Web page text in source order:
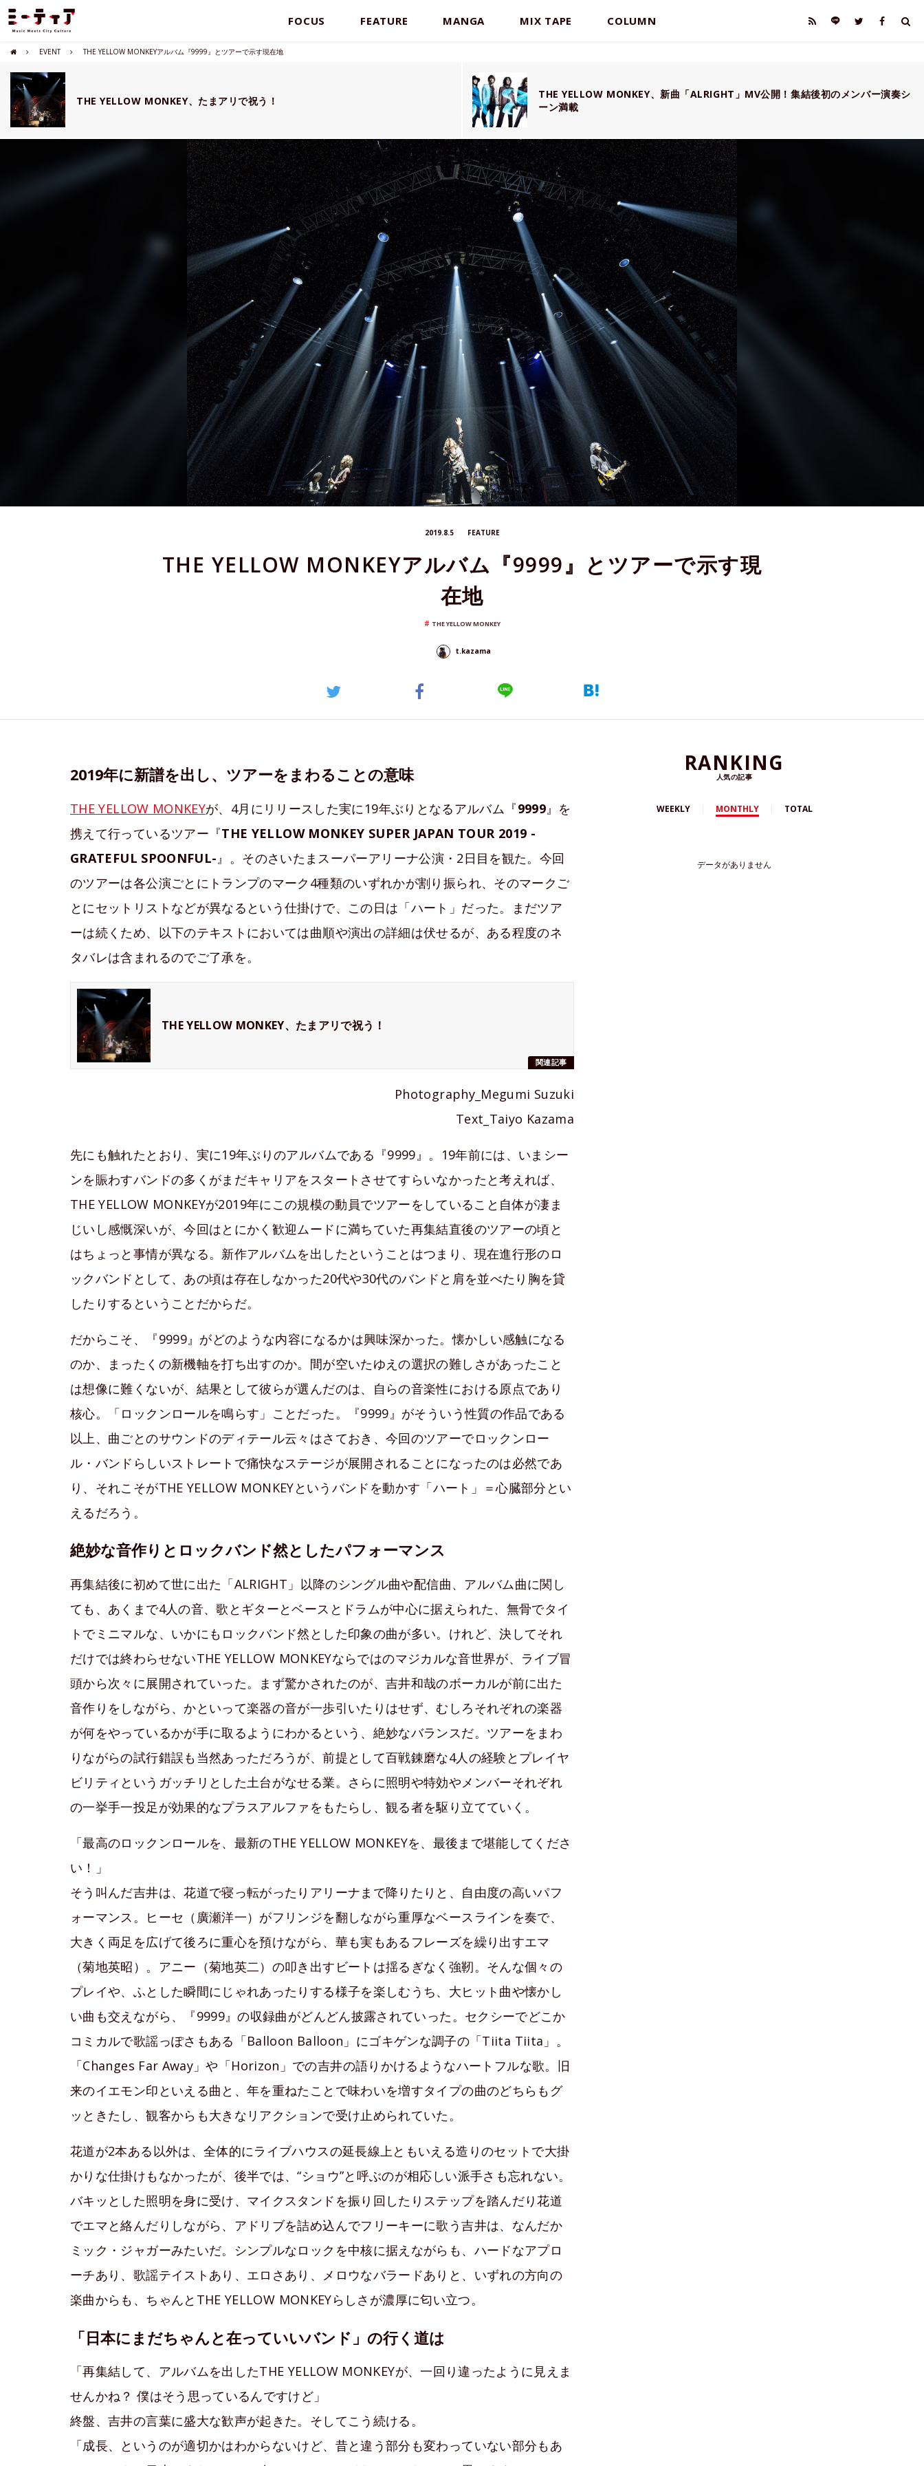
FOCUS FEATURE MANGA MIX TAPE COLUMN
EVENT THE YELLOW MONKEYアルバム『9999』とツアーで示す現在地
THE YELLOW MONKEY、たまアリで祝う！
THE YELLOW MONKEY、新曲「ALRIGHT」MV公開！集結後初のメンバー演奏シ
ーン満載
2019.8.5 FEATURE
THE YELLOW MONKEYアルバム『9999』とツアーで示す現
在地
THE YELLOW MONKEY
t.kazama
2019年に新譜を出し、ツアーをまわることの意味
THE YELLOW MONKEYが、4月にリリースした実に19年ぶりとなるアルバム『9999』を
携えて行っているツアー『THE YELLOW MONKEY SUPER JAPAN TOUR 2019 -
GRATEFUL SPOONFUL- 』。そのさいたまスーパーアリーナ公演・2日目を観た。今回
のツアーは各公演ごとにトランプのマーク4種類のいずれかが割り振られ、そのマークご
とにセットリストなどが異なるという仕掛けで、この日は「ハート」だった。まだツア
ーは続くため、以下のテキストにおいては曲順や演出の詳細は伏せるが、ある程度のネ
タバレは含まれるのでご了承を。
関連記事
THE YELLOW MONKEY、たまアリで祝う！
Photography_Megumi Suzuki
Text_Taiyo Kazama
先にも触れたとおり、実に19年ぶりのアルバムである『9999』。19年前には、いまシー
ンを賑わすバンドの多くがまだキャリアをスタートさせてすらいなかったと考えれば、
THE YELLOW MONKEYが2019年にこの規模の動員でツアーをしていること自体が凄ま
じいし感慨深いが、今回はとにかく歓迎ムードに満ちていた再集結直後のツアーの頃と
はちょっと事情が異なる。新作アルバムを出したということはつまり、現在進行形のロ
ックバンドとして、あの頃は存在しなかった20代や30代のバンドと肩を並べたり胸を貸
したりするということだからだ。
だからこそ、『9999』がどのような内容になるかは興味深かった。懐かしい感触になる
のか、まったくの新機軸を打ち出すのか。間が空いたゆえの選択の難しさがあったこと
は想像に難くないが、結果として彼らが選んだのは、自らの音楽性における原点であり
核心。「ロックンロールを鳴らす」ことだった。『9999』がそういう性質の作品である
以上、曲ごとのサウンドのディテール云々はさておき、今回のツアーでロックンロー
ル・バンドらしいストレートで痛快なステージが展開されることになったのは必然であ
り、それこそがTHE YELLOW MONKEYというバンドを動かす「ハート」＝心臓部分とい
えるだろう。
絶妙な音作りとロックバンド然としたパフォーマンス
再集結後に初めて世に出た「ALRIGHT」以降のシングル曲や配信曲、アルバム曲に関し
ても、あくまで4人の音、歌とギターとベースとドラムが中心に据えられた、無骨でタイ
トでミニマルな、いかにもロックバンド然とした印象の曲が多い。けれど、決してそれ
だけでは終わらせないTHE YELLOW MONKEYならではのマジカルな音世界が、ライブ冒
頭から次々に展開されていった。まず驚かされたのが、吉井和哉のボーカルが前に出た
音作りをしながら、かといって楽器の音が一歩引いたりはせず、むしろそれぞれの楽器
が何をやっているかが手に取るようにわかるという、絶妙なバランスだ。ツアーをまわ
りながらの試行錯誤も当然あっただろうが、前提として百戦錬磨な4人の経験とプレイヤ
ビリティというガッチリとした土台がなせる業。さらに照明や特効やメンバーそれぞれ
の一挙手一投足が効果的なプラスアルファをもたらし、観る者を駆り立てていく。
「最高のロックンロールを、最新のTHE YELLOW MONKEYを、最後まで堪能してくださ
い！」
そう叫んだ吉井は、花道で寝っ転がったりアリーナまで降りたりと、自由度の高いパフ
ォーマンス。ヒーセ（廣瀬洋一）がフリンジを翻しながら重厚なベースラインを奏で、
大きく両足を広げて後ろに重心を預けながら、華も実もあるフレーズを繰り出すエマ
（菊地英昭）。アニー（菊地英二）の叩き出すビートは揺るぎなく強靭。そんな個々の
プレイや、ふとした瞬間にじゃれあったりする様子を楽しむうち、大ヒット曲や懐かし
い曲も交えながら、『9999』の収録曲がどんどん披露されていった。セクシーでどこか
コミカルで歌謡っぽさもある「Balloon Balloon」にゴキゲンな調子の「Tiita Tiita」。
「Changes Far Away」や「Horizon」での吉井の語りかけるようなハートフルな歌。旧
来のイエモン印といえる曲と、年を重ねたことで味わいを増すタイプの曲のどちらもグ
ッときたし、観客からも大きなリアクションで受け止められていた。
花道が2本ある以外は、全体的にライブハウスの延長線上ともいえる造りのセットで大掛
かりな仕掛けもなかったが、後半では、“ショウ”と呼ぶのが相応しい派手さも忘れない。
バキッとした照明を身に受け、マイクスタンドを振り回したりステップを踏んだり花道
でエマと絡んだりしながら、アドリブを詰め込んでフリーキーに歌う吉井は、なんだか
ミック・ジャガーみたいだ。シンプルなロックを中核に据えながらも、ハードなアプロ
ーチあり、歌謡テイストあり、エロさあり、メロウなバラードありと、いずれの方向の
楽曲からも、ちゃんとTHE YELLOW MONKEYらしさが濃厚に匂い立つ。
「日本にまだちゃんと在っていいバンド」の行く道は
「再集結して、アルバムを出したTHE YELLOW MONKEYが、一回り違ったように見えま
せんかね？ 僕はそう思っているんですけど」
終盤、吉井の言葉に盛大な歓声が起きた。そしてこう続ける。
「成長、というのが適切かはわからないけど、昔と違う部分も変わっていない部分もあ
RANKING
人気の記事
WEEKLY MONTHLY TOTAL
データがありません